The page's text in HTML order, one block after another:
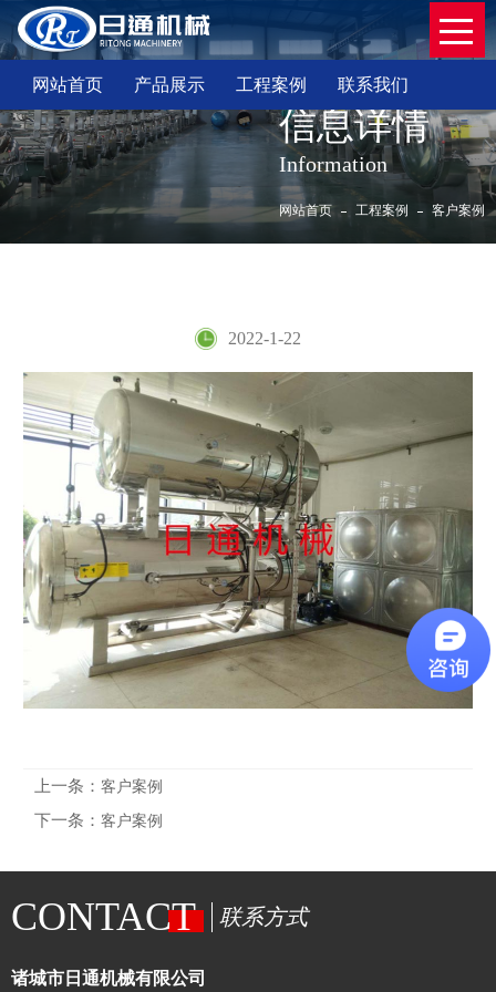
网站首页 产品展示 工程案例 联系我们
信息详情
Information
网站首页 工程案例 客户案例
2022-1-22
上一条：客户案例
下一条：客户案例
CONTACT 联系方式
诸城市日通机械有限公司